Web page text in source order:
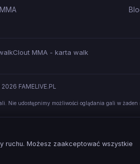
Clout MMA - karta walk
FAMELIVE.PL
Nie udostępnimy możliwości oglądania gali w żaden
ruchu. Możesz zaakceptować wszystkie